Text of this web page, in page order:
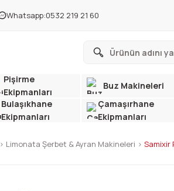
Whatsapp:0532 219 21 60
Pişirme
Ekipmanları
Buz Makineleri
Bulaşıkhane
Ekipmanları
Çamaşırhane
Ekipmanları
Limonata Şerbet & Ayran Makineleri Samixir